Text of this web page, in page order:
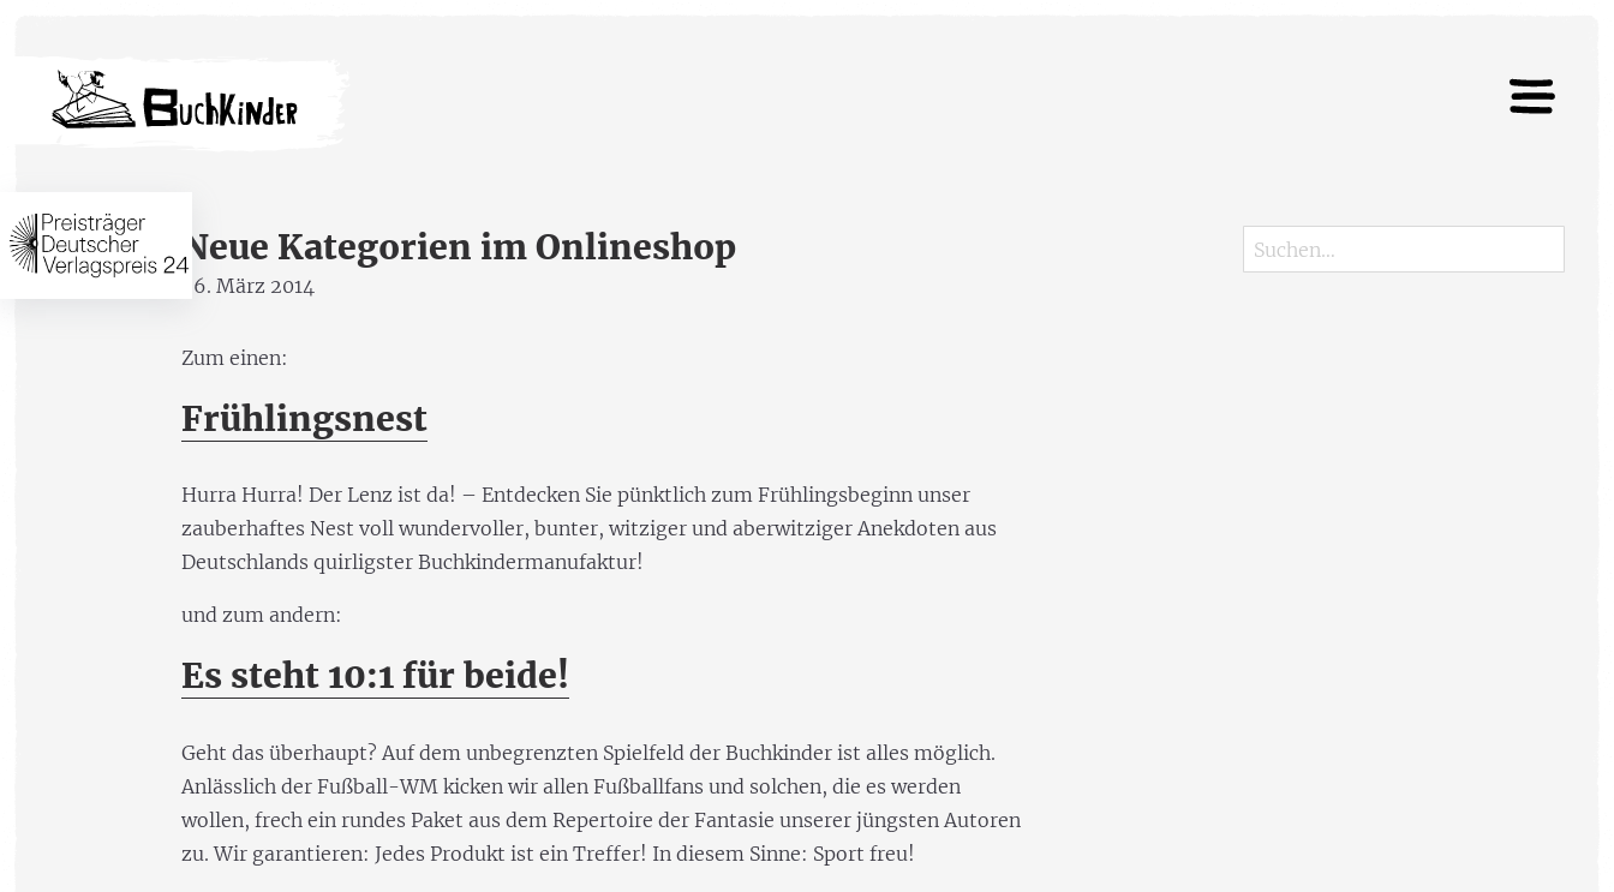
Neue Kategorien im Onlineshop
26. März 2014
Zum einen:
Frühlingsnest
Hurra Hurra! Der Lenz ist da! – Entdecken Sie pünktlich zum Frühlingsbeginn unser
zauberhaftes Nest voll wundervoller, bunter, witziger und aberwitziger Anekdoten aus
Deutschlands quirligster Buchkindermanufaktur!
und zum andern:
Es steht 10:1 für beide!
Geht das überhaupt? Auf dem unbegrenzten Spielfeld der Buchkinder ist alles möglich.
Anlässlich der Fußball-WM kicken wir allen Fußballfans und solchen, die es werden
wollen, frech ein rundes Paket aus dem Repertoire der Fantasie unserer jüngsten Autoren
zu. Wir garantieren: Jedes Produkt ist ein Treffer! In diesem Sinne: Sport freu!